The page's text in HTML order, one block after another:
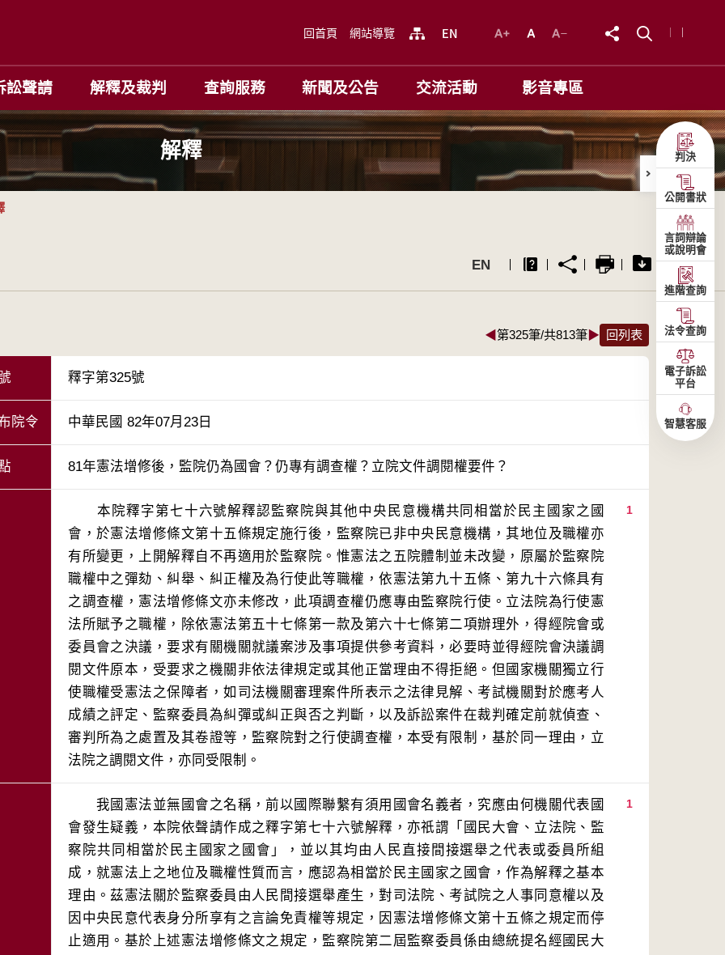
回首頁 網站導覽
訟聲請 解釋及裁判 查詢服務 新聞及公告 交流活動 影音專區
解釋
EN
◀第325筆/共813筆▶ 回列表
釋字第325號
院令 中華民國 82年07月23日
81年憲法增修後，監院仍為國會？仍專有調查權？立院文件調閱權要件？
1
本院釋字第七十六號解釋認監察院與其他中央民意機構共同相當於民主國家之國
會，於憲法增修條文第十五條規定施行後，監察院已非中央民意機構，其地位及職權亦
有所變更，上開解釋自不再適用於監察院。惟憲法之五院體制並未改變，原屬於監察院
職權中之彈劾、糾舉、糾正權及為行使此等職權，依憲法第九十五條、第九十六條具有
之調查權，憲法增修條文亦未修改，此項調查權仍應專由監察院行使。立法院為行使憲
法所賦予之職權，除依憲法第五十七條第一款及第六十七條第二項辦理外，得經院會或
委員會之決議，要求有關機關就議案涉及事項提供參考資料，必要時並得經院會決議調
閱文件原本，受要求之機關非依法律規定或其他正當理由不得拒絕。但國家機關獨立行
使職權受憲法之保障者，如司法機關審理案件所表示之法律見解、考試機關對於應考人
成績之評定、監察委員為糾彈或糾正與否之判斷，以及訴訟案件在裁判確定前就偵查、
審判所為之處置及其卷證等，監察院對之行使調查權，本受有限制，基於同一理由，立
法院之調閱文件，亦同受限制。
1
我國憲法並無國會之名稱，前以國際聯繫有須用國會名義者，究應由何機關代表國
會發生疑義，本院依聲請作成之釋字第七十六號解釋，亦祇謂「國民大會、立法院、監
察院共同相當於民主國家之國會」，並以其均由人民直接間接選舉之代表或委員所組
成，就憲法上之地位及職權性質而言，應認為相當於民主國家之國會，作為解釋之基本
理由。茲憲法關於監察委員由人民間接選舉產生，對司法院、考試院之人事同意權以及
因中央民意代表身分所享有之言論免責權等規定，因憲法增修條文第十五條之規定而停
止適用。基於上述憲法增修條文之規定，監察院第二屆監察委員係由總統提名經國民大
判決
公開書狀
言詞辯論
或說明會
進階查詢
法令查詢
電子訴訟
平台
智慧客服